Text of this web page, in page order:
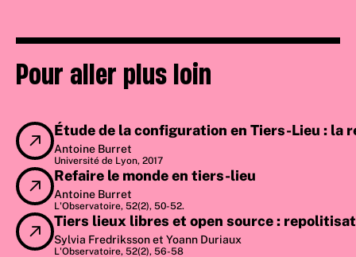
Pour aller plus loin
Étude de la configuration en Tiers-Lieu : la
Antoine Burret
Université de Lyon, 2017
Refaire le monde en tiers-lieu
Antoine Burret
L'Observatoire, 52(2), 50-52.
Tiers lieux libres et open source :
Sylvia Fredriksson et Yoann Duriaux
L'Observatoire, 52(2), 56-58